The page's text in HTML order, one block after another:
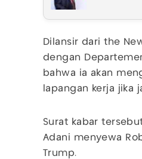
Dilansir dari the
dengan
bahwa ia akan
lapangan kerja jika
Surat kabar
Adani menyewa
Trump.